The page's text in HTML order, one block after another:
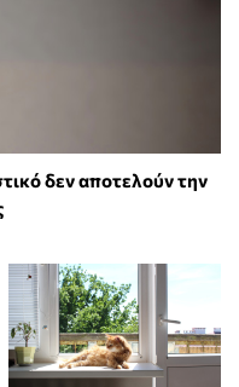
δεν αποτελούν την